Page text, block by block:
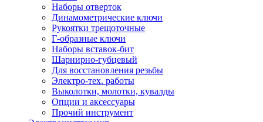
Наборы отверток
Динамометрические ключи
Рукоятки трещоточные
Г-образные ключи
Наборы вставок-бит
Шарнирно-губцевый
Для восстановления резьбы
Электро-тех. работы
Выколотки, молотки, кувалды
Опции и аксессуары
Прочий инструмент